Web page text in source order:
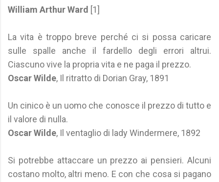
William Arthur Ward [1]
La vita è troppo breve perché ci si possa caricare
sulle spalle anche il fardello degli errori altrui.
Ciascuno vive la propria vita e ne paga il prezzo.
Oscar Wilde, Il ritratto di Dorian Gray, 1891
Un cinico è un uomo che conosce il prezzo di tutto e
il valore di nulla.
Oscar Wilde, Il ventaglio di lady Windermere, 1892
Si potrebbe attaccare un prezzo ai pensieri. Alcuni
costano molto, altri meno. E con che cosa si pagano